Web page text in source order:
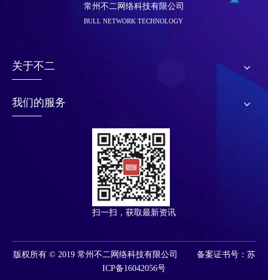
常州不二网络科技有限公司
BULL NETWORK TECHNOLOGY
关于不二
我们的服务
扫一扫，获取最新资讯
版权所有 © 2019 常州不二网络科技有限公司 备案证书号：苏
ICP备16042056号